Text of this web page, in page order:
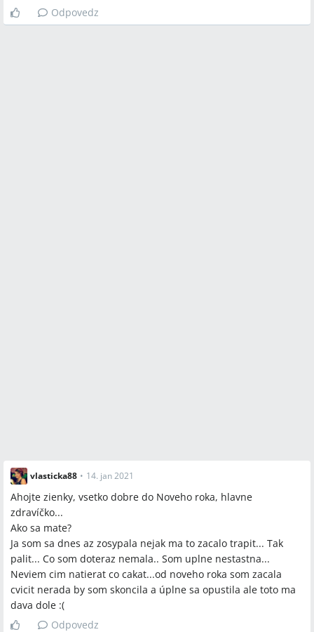
Odpovedz
vlasticka88 • 14. jan 2021
Ahojte zienky, vsetko dobre do Noveho roka, hlavne
zdravíčko...
Ako sa mate?
Ja som sa dnes az zosypala nejak ma to zacalo trapit... Tak
palit... Co som doteraz nemala.. Som uplne nestastna...
Neviem cim natierat co cakat...od noveho roka som zacala
cvicit nerada by som skoncila a úplne sa opustila ale toto ma
dava dole :(
Odpovedz